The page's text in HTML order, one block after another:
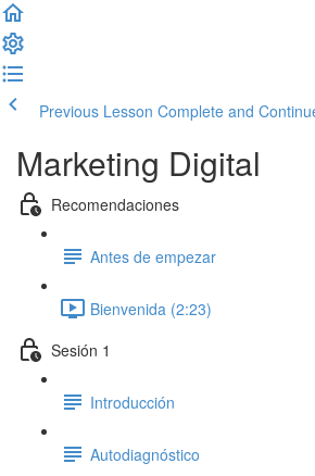
Previous Lesson Complete and
Marketing Digital
Recomendaciones
Antes de empezar
Bienvenida (2:23)
Sesión 1
Introducción
Autodiagnóstico